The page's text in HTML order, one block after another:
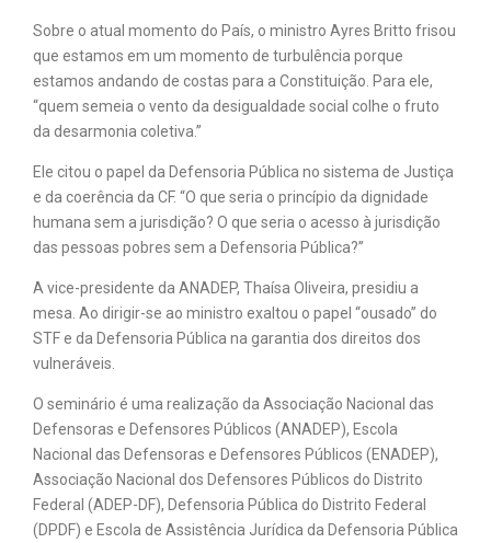
Sobre o atual momento do País, o ministro Ayres Britto frisou
que estamos em um momento de turbulência porque
estamos andando de costas para a Constituição. Para ele,
“quem semeia o vento da desigualdade social colhe o fruto
da desarmonia coletiva.”
Ele citou o papel da Defensoria Pública no sistema de Justiça
e da coerência da CF. “O que seria o princípio da dignidade
humana sem a jurisdição? O que seria o acesso à jurisdição
das pessoas pobres sem a Defensoria Pública?”
A vice-presidente da ANADEP, Thaísa Oliveira, presidiu a
mesa. Ao dirigir-se ao ministro exaltou o papel “ousado” do
STF e da Defensoria Pública na garantia dos direitos dos
vulneráveis.
O seminário é uma realização da Associação Nacional das
Defensoras e Defensores Públicos (ANADEP), Escola
Nacional das Defensoras e Defensores Públicos (ENADEP),
Associação Nacional dos Defensores Públicos do Distrito
Federal (ADEP-DF), Defensoria Pública do Distrito Federal
(DPDF) e Escola de Assistência Jurídica da Defensoria Pública